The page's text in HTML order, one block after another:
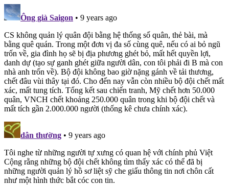
Ông già Saigon • 9 years ago
CS không quản lý quân đội bằng hệ thống số quân, thẻ bài, mà
bằng quê quán. Trong một đơn vị đa số cùng quê, nếu có ai bỏ ngũ
trốn về, gia đình họ sẽ bị địa phương ghét bỏ, mất hết quyền lợi,
danh dự (tạo sự ganh ghét giữa người dân, con tôi phải đi B mà con
nhà anh trốn về). Bộ đội không bao giờ nặng gánh về tải thương,
chết đâu vùi thây tại đó. Cho đến nay vẫn còn nhiều bộ đội chết mất
xác, mất tung tích. Tổng kết sau chiến tranh, Mỹ chết hơn 50.000
quân, VNCH chết khoảng 250.000 quân trong khi bộ đội chết và
mất tích gần 2.000.000 người (thống kê chưa chính xác).
dân thường • 9 years ago
Tôi nghe từ những người tự xưng có quan hệ với chính phủ Việt
Cộng rằng những bộ đội chết không tìm thấy xác có thể đã bị
những người quản lý hồ sơ liệt sỹ che giấu thông tin nơi chôn cất
như một hình thức bắt cóc con tin.